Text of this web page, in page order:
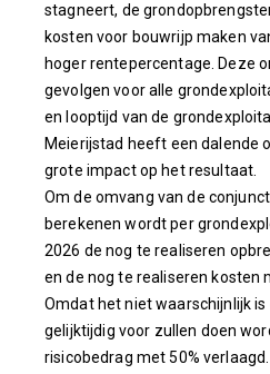
stagneert, de
kosten voor bouwrijp maken
hoger rentepercentage. Deze
gevolgen voor alle
en looptijd van de
Meierijstad heeft een dalende
grote impact op het resultaat.
Om de omvang van de
berekenen wordt per
2026 de nog te realiseren
en de nog te realiseren kosten
Omdat het niet waarschijnlijk is
gelijktijdig voor zullen doen
risicobedrag met 50% verlaagd.